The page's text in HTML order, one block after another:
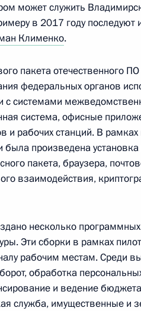
поездку в Калужскую
интеллектуальные
участие в открытии
может служить
в 2017 году последуют
Клименко.
пакета отечественного
федеральных органов
с системами
система, офисные
и рабочих станций. В рамках
произведена
пакета, браузера,
взаимодействия,
несколько
Эти сборки в рамках
рабочим местам. Среди
обработка
и ведение
служба, имущественные и